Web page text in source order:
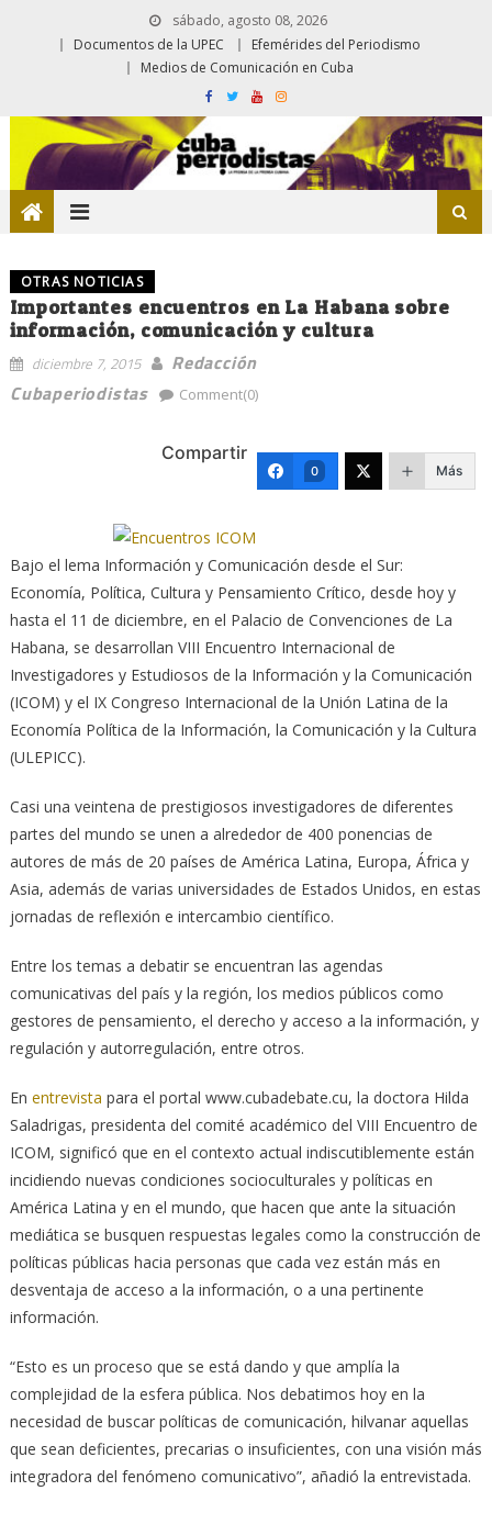
sábado, agosto 08, 2026
Documentos de la UPEC
Efemérides del Periodismo
Medios de Comunicación en Cuba
OTRAS NOTICIAS
Importantes encuentros en La Habana sobre
información, comunicación y cultura
diciembre 7, 2015
Redacción
Cubaperiodistas
Comment(0)
Compartir
0 Más
Bajo el lema Información y Comunicación desde el Sur:
Economía, Política, Cultura y Pen­samiento Crítico, desde hoy y
hasta el 11 de diciembre, en el Palacio de Convenciones de La
Habana, se desarrollan VIII Encuentro Internacional de
Investigadores y Estudiosos de la Información y la Comunicación
(ICOM) y el IX Congreso Internacional de la Unión Latina de la
Economía Política de la In­for­mación, la Comunicación y la Cultura
(ULEPICC).
Casi una veintena de prestigiosos investigadores de diferentes
partes del mundo se unen a alrededor de 400 ponencias de
autores de más de 20 países de América Latina, Europa, África y
Asia, además de varias universidades de Es­ta­dos Unidos, en estas
jornadas de reflexión e intercambio científico.
Entre los temas a debatir se encuentran las agendas
comunicativas del país y la re­gión, los medios públicos como
gestores de pensamiento, el derecho y acceso a la información, y
regulación y autorregulación, en­tre otros.
En entrevista para el portal www.cubadebate.cu, la doctora Hilda
Saladrigas, presidenta del comité académico del VIII Encuentro de
ICOM, significó que en el contexto actual indiscutiblemente están
incidiendo nuevas condiciones socioculturales y políticas en
América Latina y en el mundo, que hacen que ante la situación
mediática se busquen respuestas legales como la construcción de
políticas públicas hacia personas que cada vez están más en
desventaja de acceso a la información, o a una pertinente
información.
“Esto es un proceso que se está dando y que amplía la
complejidad de la esfera pública. Nos debatimos hoy en la
necesidad de buscar políticas de comunicación, hilvanar aquellas
que sean deficientes, precarias o insuficientes, con una visión más
integradora del fenómeno comunicativo”, añadió la entrevistada.